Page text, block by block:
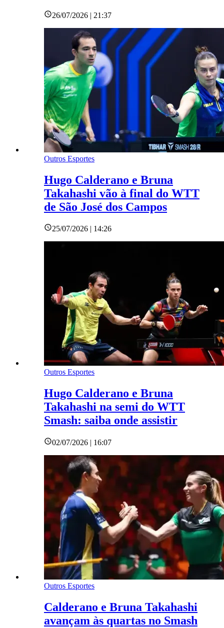
26/07/2026 | 21:37
Outros Esportes
Hugo Calderano e Bruna
Takahashi vão à final do WTT
de São José dos Campos
25/07/2026 | 14:26
Outros Esportes
Hugo Calderano e Bruna
Takahashi na semi do WTT
Smash: saiba onde assistir
02/07/2026 | 16:07
Outros Esportes
Calderano e Bruna Takahashi
avançam às quartas no Smash